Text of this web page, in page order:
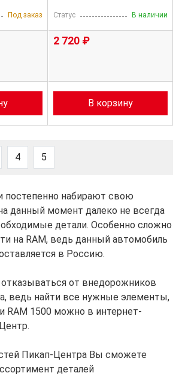
Под заказ Статус В наличии
2 720 ₽
В корзину
4 5
постепенно набирают свою
данный момент далеко не всегда
детали. Особенно сложно
на RAM, ведь данный автомобиль
в Россию.
от внедорожников
ведь найти все нужные элементы,
RAM 1500 можно в интернет-
Пикап-Центра Вы сможете
деталей